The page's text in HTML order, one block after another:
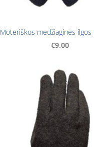
Moteriškos medžiaginės
€9.00